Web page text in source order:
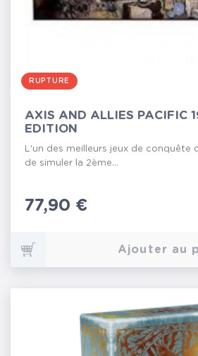
RUPTURE
AXIS AND ALLIES PACIFIC
EDITION
L'un des meilleurs jeux de conquête
de simuler la 2ème...
Prix
77,90 €
Ajouter au